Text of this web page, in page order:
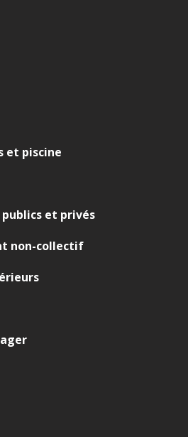
et piscine
publics et privés
non-collectif